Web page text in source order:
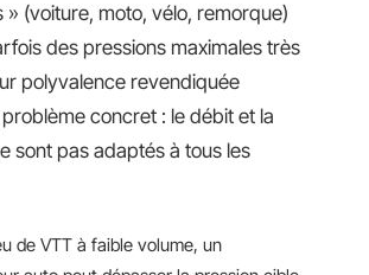
» (voiture, moto, vélo, remorque)
des pressions maximales très
polyvalence revendiquée
concret : le débit et la
sont pas adaptés à tous les
de VTT à faible volume, un